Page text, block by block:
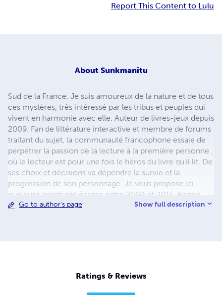
Report This Content to Lulu
About Sunkmanitu
Sud de la France. Je suis amoureux de la nature et de tous
ces mystères, très intéressé par les tribus et peuples qui
vivent en harmonie avec elle. Auteur de livres-jeux depuis
2009. Fan de littérature interactive et membre de forums
traitant du sujet, la communauté francophone essaie de
perpétrer la passion de la lecture à la première personne ,
où le lecteur est pour une fois le héros du livre qu'il lit. De
ses choix et décisions va dépendre la survie et la
progression de son personnage. Je vous propose ici
quelques aventures écrites entre 2009 et 2015. Bonne
lecture et bon courage ! Vivez les aventures et j'espère
Go to author's page Show full description
Ratings & Reviews